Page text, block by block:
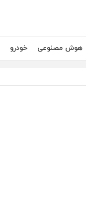
هوش مصنوعی خودرو